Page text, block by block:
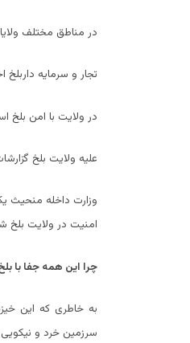
در مناطق مختلف
تجار و سرمایه
در ولایت با امن بلخ
علیه ولایت بلخ
وزارت داخله منحیث
امنیت در ولایت بلخ
چرا این همه جفا با
به خاطری که این
سرزمین خرد و